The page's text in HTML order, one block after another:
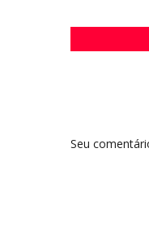
Seu